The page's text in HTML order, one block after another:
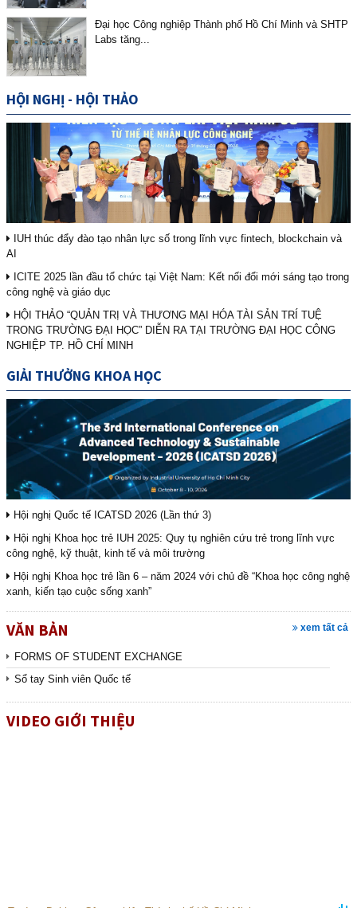
Đại học Công nghiệp Thành phố Hồ Chí Minh và SHTP
Labs tăng...
HỘI NGHỊ - HỘI THẢO
IUH thúc đẩy đào tạo nhân lực số trong lĩnh vực fintech, blockchain và
AI
ICITE 2025 lần đầu tổ chức tại Việt Nam: Kết nối đổi mới sáng tạo trong
công nghệ và giáo dục
HỘI THẢO “QUẢN TRỊ VÀ THƯƠNG MẠI HÓA TÀI SẢN TRÍ TUỆ
TRONG TRƯỜNG ĐẠI HỌC” DIỄN RA TẠI TRƯỜNG ĐẠI HỌC CÔNG
NGHIỆP TP. HỒ CHÍ MINH
GIẢI THƯỞNG KHOA HỌC
Hội nghị Quốc tế ICATSD 2026 (Lần thứ 3)
Hội nghị Khoa học trẻ IUH 2025: Quy tụ nghiên cứu trẻ trong lĩnh vực
công nghệ, kỹ thuật, kinh tế và môi trường
Hội nghị Khoa học trẻ lần 6 – năm 2024 với chủ đề “Khoa học công nghệ
xanh, kiến tạo cuộc sống xanh”
VĂN BẢN xem tất cả
FORMS OF STUDENT EXCHANGE
Sổ tay Sinh viên Quốc tế
VIDEO GIỚI THIỆU